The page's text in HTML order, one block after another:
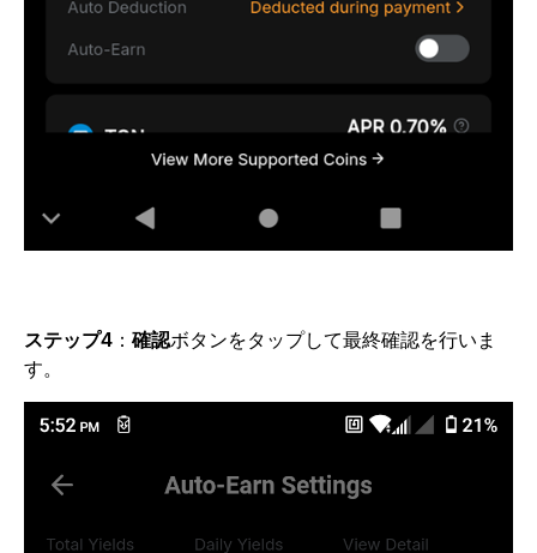
ステップ4 ： 確認ボタンをタップして最終確認を行いま
す。